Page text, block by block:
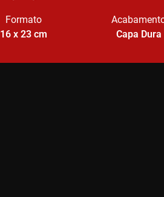
Formato
16 x 23cm
Capa Dura